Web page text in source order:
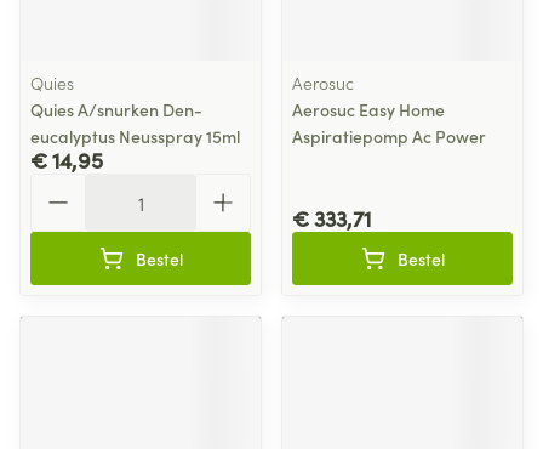
Quies
Quies A/snurken Den-
eucalyptus Neusspray 15ml
€ 14,95
Bestel
Aerosuc
Aerosuc Easy Home
Aspiratiepomp Ac Power
€ 333,71
Bestel